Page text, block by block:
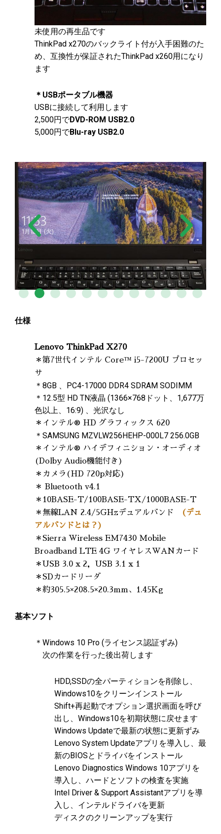
未使用の再生品です
ThinkPad x270のバックライト付が入手困難のた
め、互換性が保証されたThinkPad x260用になり
ます
＊USBポータブル機器
USBに接続して利用します
2,500円でDVD-ROM USB2.0
5,000円でBlu-ray USB2.0
仕様
Lenovo ThinkPad X270
＊第7世代インテル Core™ i5-7200U プロセッ
サ
＊8GB 、PC4-17000 DDR4 SDRAM SODIMM
＊12.5型 HD TN液晶 (1366×768ドット、1,677万
色以上、16:9) 、光沢なし
＊インテル® HD グラフィックス 620
＊SAMSUNG MZVLW256HEHP-000L7 256.0GB
＊インテル® ハイデフィニション・オーディオ
(Dolby Audio機能付き)
＊カメラ(HD 720p対応)
＊ Bluetooth v4.1
＊10BASE-T/100BASE-TX/1000BASE-T
＊無線LAN 2.4/5GHzデュアルバンド
(デュ
アルバンドとは？)
＊Sierra Wireless EM7430 Mobile
Broadband LTE 4G ワイヤレスWANカード
＊USB 3.0 x 2，USB 3.1 x 1
＊SDカードリーダ
＊約305.5×208.5×20.3mm、1.45Kg
基本ソフト
＊Windows 10 Pro (ライセンス認証ずみ)
次の作業を行った後出荷します
HDD,SSDの全パーティションを削除し、
Windows10をクリーンインストール
Shift+再起動でオプション選択画面を呼び
出し、Windows10を初期状態に戻せます
Windows Updateで最新の状態に更新ずみ
Lenovo System Updateアプリを導入し、最
新のBIOSとドライバをインストール
Lenovo Diagnostics Windows 10アプリを
導入し、ハードとソフトの検査を実施
Intel Driver & Support Assistantアプリを導
入し、インテルドライバを更新
ディスクのクリーンアップを実行